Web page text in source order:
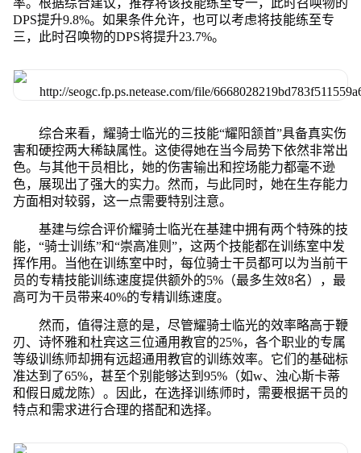
率。根据综合建议，推荐将该技能练至专一，此时召唤物的
DPS提升9.8%。如果条件允许，也可以考虑将技能练至专
三，此时召唤物的DPS将提升23.7%。
综合来看，耀骑士临光的三技能“耀阳颔首”具备真实伤
害和硬控两大稀缺属性。这使得她在当今局势下依然非常出
色。与其他干员相比，她的伤害输出和控场能力都毫不逊
色，展现出了强大的实力。然而，与此同时，她在生存能力
方面相对较弱，这一点需要特别注意。
基建与综合评价耀骑士临光在基建中拥有两个特殊的技
能，“骑士训练”和“崇高准则”，这两个技能都在训练室中发
挥作用。当他在训练室中时，每位骑士干员都可以为当前干
员的专精技能训练速度提供额外的5%（最多生效8名），最
高可为干员带来40%的专精训练速度。
然而，值得注意的是，尽管耀骑士临光的效率略高于鞭
刃、诗怀雅和杜宾这三位通用教官的25%，各个职业的专属
等级训练师却拥有远超通用教官的训练效率。它们的基础标
准达到了65%，甚至个别能够达到95%（如w、浊心斯卡蒂
和假日威龙陈）。因此，在选择训练师时，需要根据干员的
特点和需求进行合理的搭配和选择。